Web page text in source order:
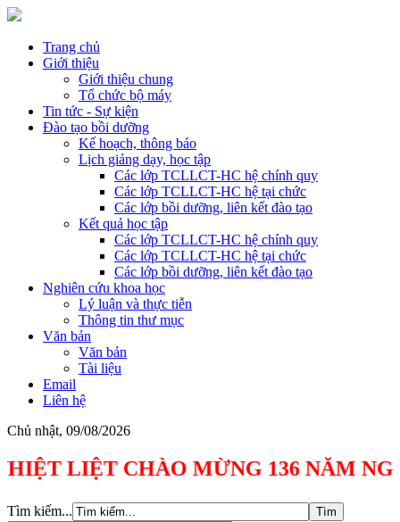
Trang chủ
Giới thiệu
Giới thiệu chung
Tổ chức bộ máy
Tin tức - Sự kiện
Đào tạo bồi dưỡng
Kế hoạch, thông báo
Lịch giảng dạy, học tập
Các lớp TCLLCT-HC hệ chính quy
Các lớp TCLLCT-HC hệ tại chức
Các lớp bồi dưỡng, liên kết đào tạo
Kết quả học tập
Các lớp TCLLCT-HC hệ chính quy
Các lớp TCLLCT-HC hệ tại chức
Các lớp bồi dưỡng, liên kết đào tạo
Nghiên cứu khoa học
Lý luận và thực tiễn
Thông tin thư mục
Văn bản
Văn bản
Tài liệu
Email
Liên hệ
Chủ nhật, 09/08/2026
LIỆT CHÀO MỪNG 136 NĂM NGÀY
Tìm kiếm...